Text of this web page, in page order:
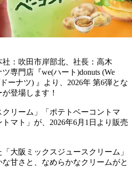
：吹田市岸部北、社長：高木
専門店『we(ハート)donuts (We
ーナツ) 』より、2026年 第6弾とな
登場します！
クリーム」「ポテトベーコントマ
マト」が、2026年6月1日より販売
大阪ミックスジュースクリーム」
甘さと、なめらかなクリームがと